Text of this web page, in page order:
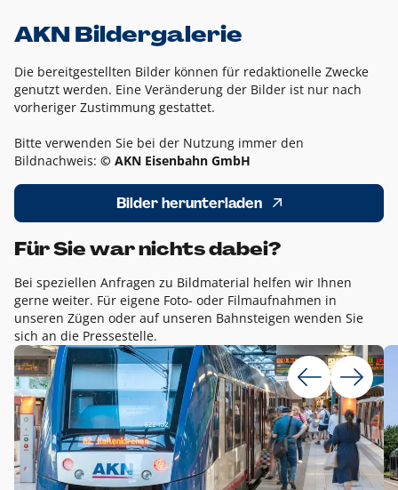
AKN Bildergalerie
Die bereitgestellten Bilder können für redaktionelle Zwecke
genutzt werden. Eine Veränderung der Bilder ist nur nach
vorheriger Zustimmung gestattet.
Bitte verwenden Sie bei der Nutzung immer den
Bildnachweis: © AKN Eisenbahn GmbH
Bilder herunterladen
Für Sie war nichts dabei?
Bei speziellen Anfragen zu Bildmaterial helfen wir Ihnen
gerne weiter. Für eigene Foto- oder Filmaufnahmen in
unseren Zügen oder auf unseren Bahnsteigen wenden Sie
sich an die Pressestelle.